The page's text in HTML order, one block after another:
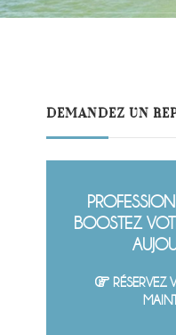
DEMANDEZ UN
BOOSTEZ
RÉSERVEZ